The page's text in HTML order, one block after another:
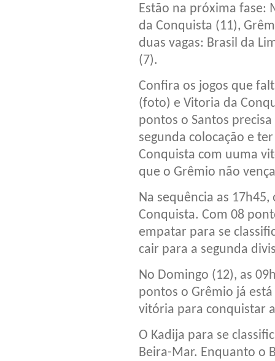
Estão na próxima fase:
da Conquista (11),
duas vagas: Brasil da
(7).
Confira os jogos que
(foto) e Vitoria da
pontos o Santos
segunda colocação e
Conquista com uuma
que o Grêmio não
Na sequência as
Conquista. Com 08
empatar para se
cair para a segunda
No Domingo (12), as
pontos o Grêmio já
vitória para conquistar
O Kadija para se
Beira-Mar. Enquanto o